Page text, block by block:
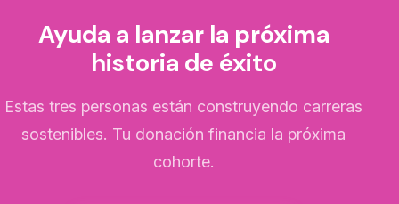
Ayuda a lanzar la próxima
historia de éxito
Estas tres personas están construyendo carreras
sostenibles. Tu donación financia la próxima
cohorte.